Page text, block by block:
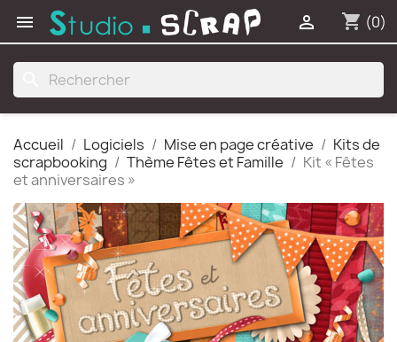
 shopping_cart (0)

Accueil Logiciels Mise en page créative
Kits de
scrapbooking
Thème Fêtes et Famille
Kit « Fêtes
et anniversaires »